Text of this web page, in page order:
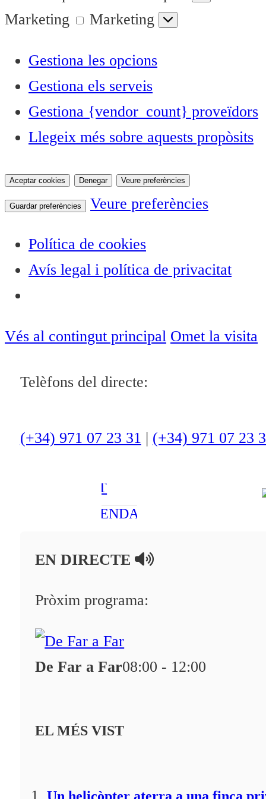
Marketing
Marketing
Gestiona les opcions
Gestiona els serveis
Gestiona {vendor_count} proveïdors
Llegeix més sobre aquests propòsits
Aceptar cookies Denegar Veure preferències
Guardar preferències Veure preferències
Política de cookies
Avís legal i política de privacitat
Vés al contingut principal Omet la visita
Telèfons del directe:
(+34) 971 07 23 31 | (+34) 971 07 23
ACTUALITAT
OCI
ENTREVISTES
AMBIENT
AGENDA
A la Carta
Programació
Fes-te'n soci!
EN DIRECTE
Pròxim programa:
De Far a Far08:00 - 12:00
EL MÉS VIST